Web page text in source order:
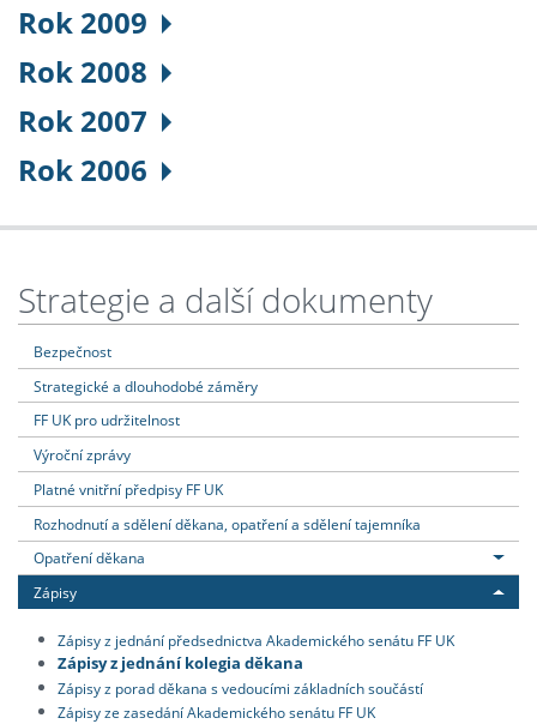
Rok 2009
Rok 2008
Rok 2007
Rok 2006
Strategie a další dokumenty
Bezpečnost
Strategické a dlouhodobé záměry
FF UK pro udržitelnost
Výroční zprávy
Platné vnitřní předpisy FF UK
Rozhodnutí a sdělení děkana, opatření a sdělení tajemníka
Opatření děkana
Zápisy
Zápisy z jednání předsednictva Akademického senátu FF UK
Zápisy z jednání kolegia děkana
Zápisy z porad děkana s vedoucími základních součástí
Zápisy ze zasedání Akademického senátu FF UK